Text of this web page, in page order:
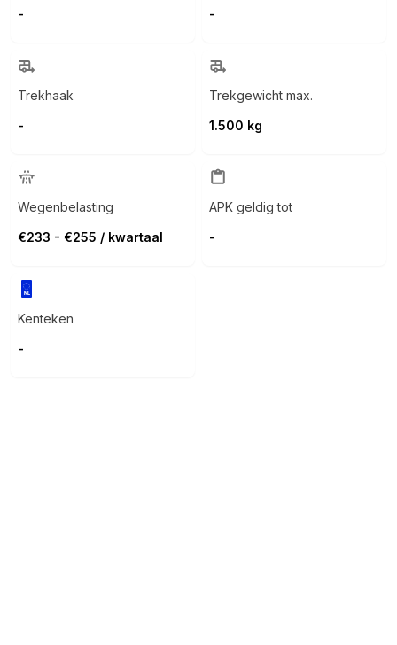
-
-
Trekhaak
-
Trekgewicht max.
1.500 kg
Wegenbelasting
€233 - €255 / kwartaal
APK geldig tot
-
Kenteken
-